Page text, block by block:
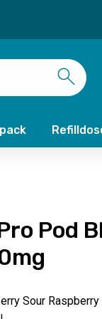
Pod
Sour